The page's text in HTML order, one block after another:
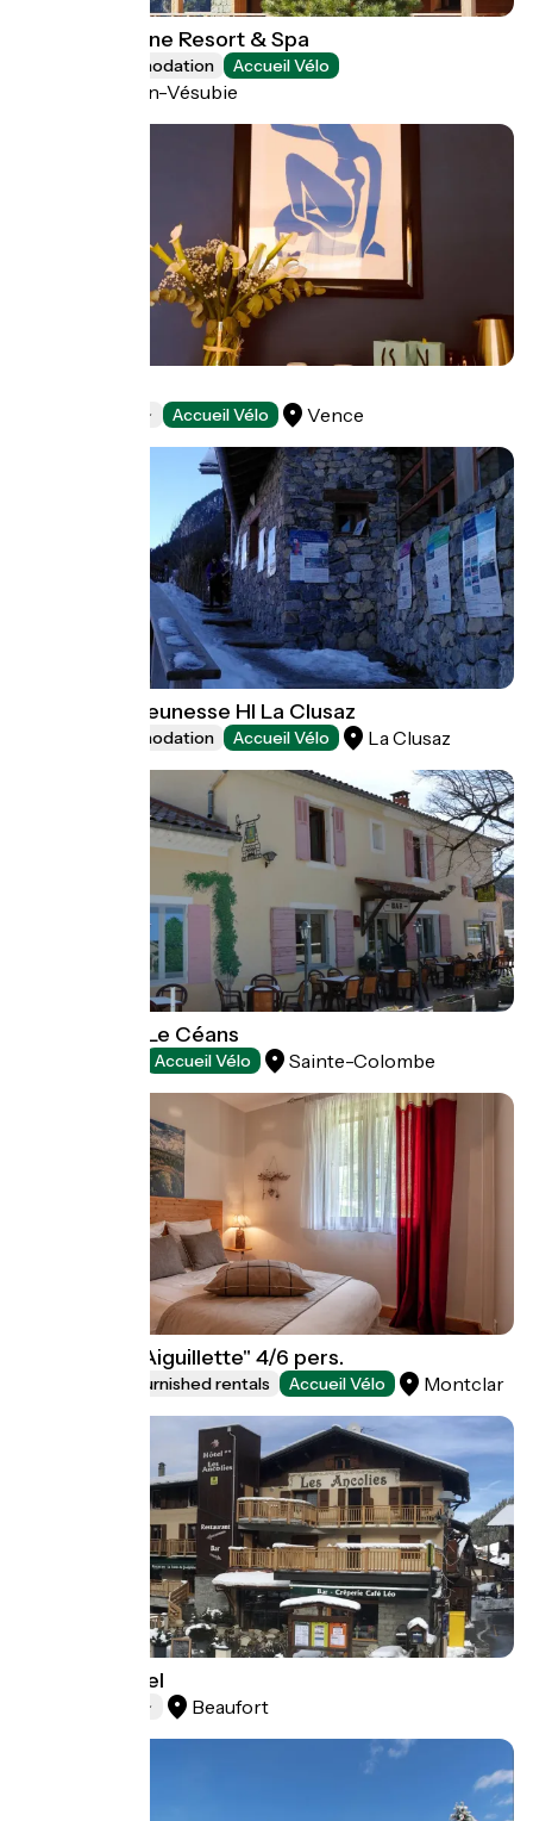
Pure Montagne Resort & Spa
Group accommodation Accueil Vélo
Saint-Martin-Vésubie
Accueil Vélo Vence
Auberge de jeunesse HI La Clusaz
Group accommodation Accueil Vélo La Clusaz
Hôtels Logis Le Céans
Accueil Vélo Sainte-Colombe
Les Alisiers "Aiguillette" 4/6 pers.
Lodgings and furnished rentals Accueil Vélo Montclar
Ancolies Hôtel
Beaufort